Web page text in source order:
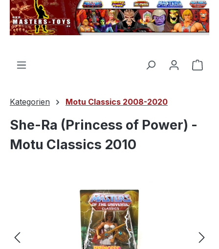
springen
Kategorien Motu Classics 2008-2020
She-Ra (Princess of Power) -
Motu Classics 2010
Bildergalerie überspringen